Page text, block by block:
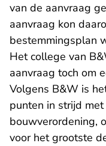
van de aanvraag
aanvraag kon
bestemmingsplan
Het college van
aanvraag toch om
Volgens B&W is
punten in strijd
bouwverordening,
voor het grootste